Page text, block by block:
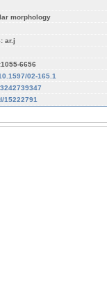
morphology
ar.j
6656
02-165.1
15222791